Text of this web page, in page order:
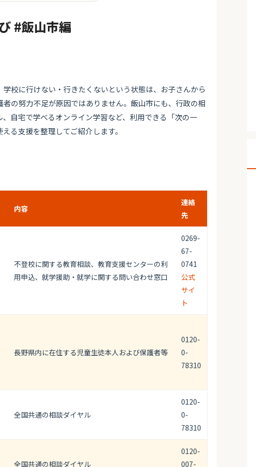
#飯山市編
校に行けない・行きたくないという状態は、お子さんから
の努力不足が原因ではありません。飯山市にも、行政の相
自宅で学べるオンライン学習など、利用できる「次の一
る支援を整理してご紹介します。
内容
連絡
先
不登校に関する教育相談、教育支援センターの利
用申込、就学援助・就学に関する問い合わせ窓口
0269-
67-
0741
公式
サイ
ト
長野県内に在住する児童生徒本人および保護者等
0120-
0-
78310
全国共通の相談ダイヤル
0120-
0-
78310
全国共通の相談ダイヤル
0120-
007-